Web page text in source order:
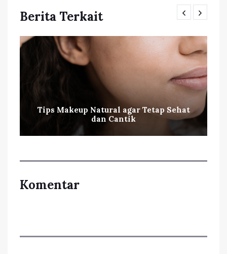
Berita Terkait
Tips Makeup Natural agar Tetap Sehat
dan Cantik
Komentar